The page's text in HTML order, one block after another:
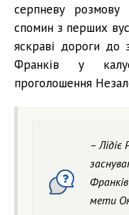
серпневу
спомин з перших
яскраві дороги до
Франків у
проголошення
– Лідіє
мети